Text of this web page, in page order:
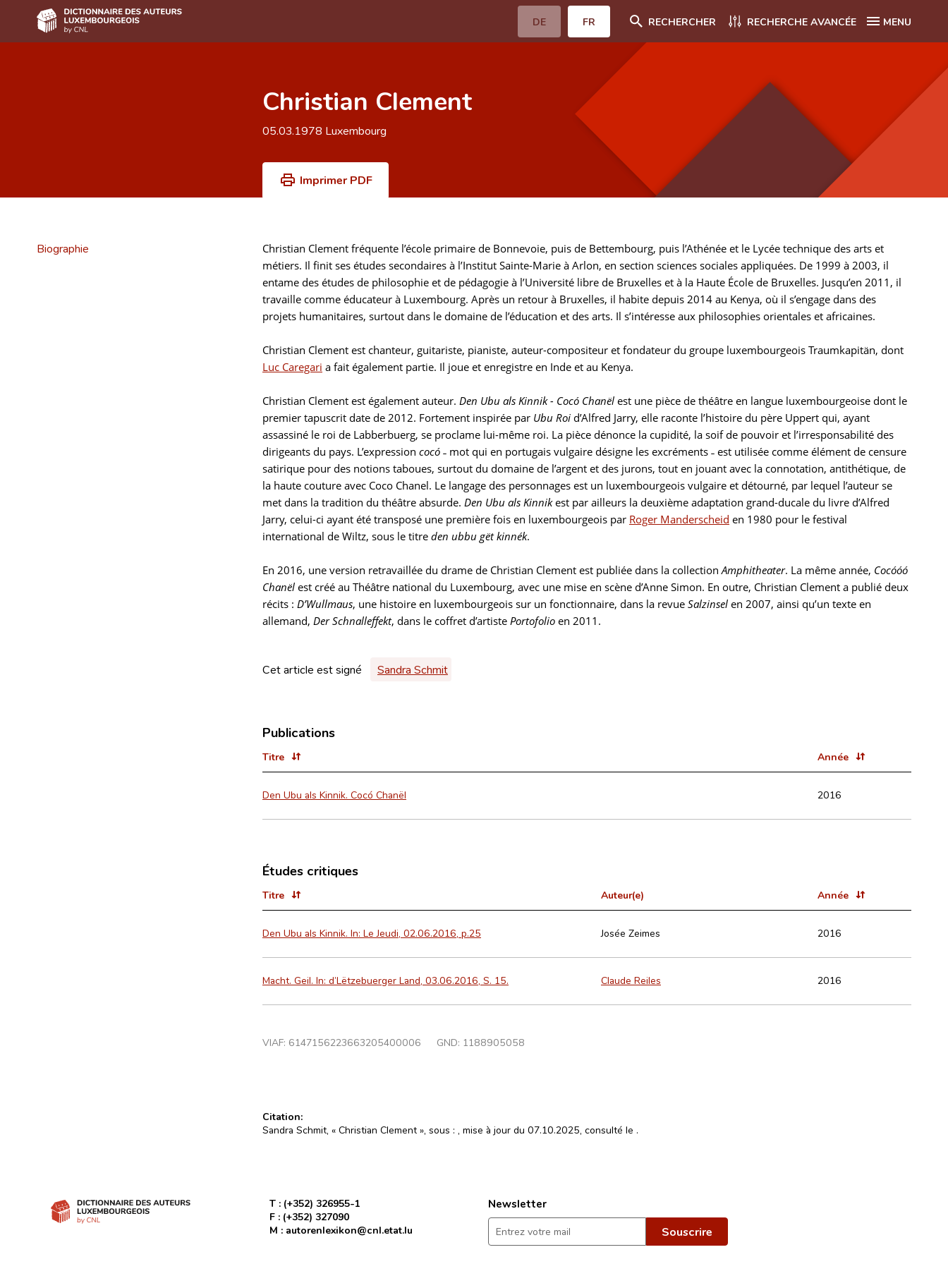
DE FR RECHERCHER RECHERCHE AVANCÉE MENU
Contact
Christian Clement
05.03.1978 Luxembourg
Imprimer PDF
Biographie
Christian Clement fréquente l’école primaire de Bonnevoie, puis de Bettembourg, puis l’Athénée et le Lycée technique des arts et
métiers. Il finit ses études secondaires à l’Institut Sainte-Marie à Arlon, en section sciences sociales appliquées. De 1999 à 2003, il
entame des études de philosophie et de pédagogie à l’Université libre de Bruxelles et à la Haute École de Bruxelles. Jusqu’en 2011, il
travaille comme éducateur à Luxembourg. Après un retour à Bruxelles, il habite depuis 2014 au Kenya, où il s’engage dans des
projets humanitaires, surtout dans le domaine de l’éducation et des arts. Il s’intéresse aux philosophies orientales et africaines.
Christian Clement est chanteur, guitariste, pianiste, auteur-compositeur et fondateur du groupe luxembourgeois Traumkapitän, dont
Luc Caregari a fait également partie. Il joue et enregistre en Inde et au Kenya.
Christian Clement est également auteur. Den Ubu als Kinnik - Cocó Chanël est une pièce de théâtre en langue luxembourgeoise dont le
premier tapuscrit date de 2012. Fortement inspirée par Ubu Roi d’Alfred Jarry, elle raconte l’histoire du père Uppert qui, ayant
assassiné le roi de Labberbuerg, se proclame lui-même roi. La pièce dénonce la cupidité, la soif de pouvoir et l’irresponsabilité des
dirigeants du pays. L’expression cocó ˗ mot qui en portugais vulgaire désigne les excréments ˗ est utilisée comme élément de censure
satirique pour des notions taboues, surtout du domaine de l’argent et des jurons, tout en jouant avec la connotation, antithétique, de
la haute couture avec Coco Chanel. Le langage des personnages est un luxembourgeois vulgaire et détourné, par lequel l’auteur se
met dans la tradition du théâtre absurde. Den Ubu als Kinnikest par ailleurs la deuxième adaptation grand-ducale du livre d’Alfred
Jarry, celui-ci ayant été transposé une première fois en luxembourgeois par Roger Manderscheid en 1980 pour le festival
international de Wiltz, sous le titre den ubbu gët kinnék.
En 2016, une version retravaillée du drame de Christian Clement est publiée dans la collectionAmphitheater. La même année, Cocóóó
Chanël est créé au Théâtre national du Luxembourg, avec une mise en scène d’Anne Simon. En outre, Christian Clement a publié deux
récits : D’Wullmaus, une histoire en luxembourgeois sur un fonctionnaire, dans la revue Salzinsel en 2007, ainsi qu’un texte en
allemand, Der Schnalleffekt, dans le coffret d’artiste Portofolio en 2011.
Cet article est signé Sandra Schmit
Publications
Titre Année
Den Ubu als Kinnik. Cocó Chanël 2016
Études critiques
Titre Auteur(e) Année
Den Ubu als Kinnik. In: Le Jeudi, 02.06.2016, p.25 Josée Zeimes 2016
Macht. Geil. In: d’Lëtzebuerger Land, 03.06.2016, S. 15. Claude Reiles 2016
VIAF: 6147156223663205400006 GND: 1188905058
Citation:
Sandra Schmit, « Christian Clement », sous : , mise à jour du 07.10.2025, consulté le .
T : (+352) 326955-1
F : (+352) 327090
M : autorenlexikon@cnl.etat.lu
Newsletter